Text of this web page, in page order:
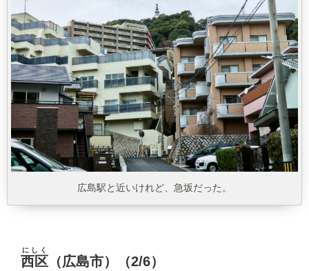
広島駅と近いけれど、急坂だった。
西区
にしく
（広島市）（2/6）